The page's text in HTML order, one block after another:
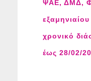
ΨΑΕ, ΔΜΔ,
χρονικό
έως 28/02/